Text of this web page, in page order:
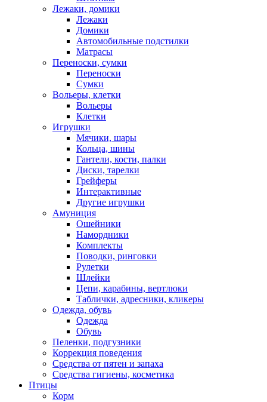
Лежаки, домики
Лежаки
Домики
Автомобильные подстилки
Матрасы
Переноски, сумки
Переноски
Сумки
Вольеры, клетки
Вольеры
Клетки
Игрушки
Мячики, шары
Кольца, шины
Гантели, кости, палки
Диски, тарелки
Грейферы
Интерактивные
Другие игрушки
Амуниция
Ошейники
Намордники
Комплекты
Поводки, ринговки
Рулетки
Шлейки
Цепи, карабины, вертлюки
Таблички, адресники, кликеры
Одежда, обувь
Одежда
Обувь
Пеленки, подгузники
Коррекция поведения
Средства от пятен и запаха
Средства гигиены, косметика
Птицы
Корм